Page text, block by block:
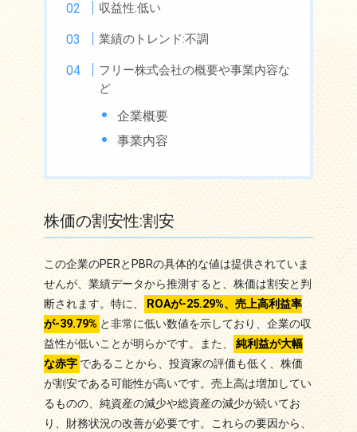
収益性:低い
業績のトレンド:不調
フリー株式会社の概要や事業内容な
ど
企業概要
事業内容
株価の割安性:割安
この企業のPERとPBRの具体的な値は提供されていま
せんが、業績データから推測すると、株価は割安と判
断されます。特に、
ROAが-25.29%、売上高利益率
が-39.79% と非常に低い数値を示しており、企業の収
益性が低いことが明らかです。また、
純利益が大幅
な赤字 であることから、投資家の評価も低く、株価
が割安である可能性が高いです。売上高は増加してい
るものの、純資産の減少や総資産の減少が続いてお
り、財務状況の改善が必要です。これらの要因から、